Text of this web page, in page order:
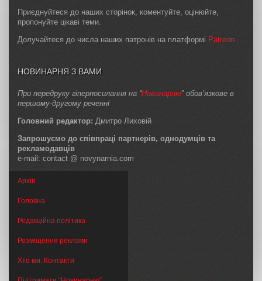
Приєднуйтеся до наших сторінок, коментуйте, оцінюйте,
пропонуйте цікаві теми.
Долучайтеся до числа наших патронів на платформі Patreon
НОВИНАРНЯ З ВАМИ
При передруку гіперпосилання на “Новинарню” обов’язкове в
першому-другому реченні
Головний редактор: Дмитро Лиховій
Запрошуємо до співпраці партнерів, однодумців та
рекламодавців
e-mail: contact @ novynarnia.com
Архів
Головна
Редакційна політика
Розміщення реклами
Хто ми. Контакти